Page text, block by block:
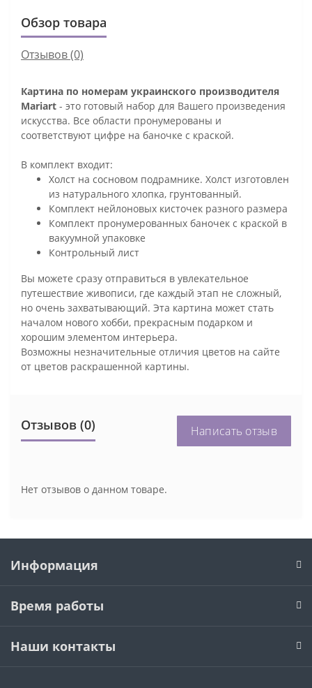
Обзор товара
Отзывов (0)
Картина по номерам украинского производителя
Mariart - это готовый набор для Вашего произведения
искусства. Все области пронумерованы и
соответствуют цифре на баночке с краской.
В комплект входит:
Холст на сосновом подрамнике. Холст изготовлен
из натурального хлопка, грунтованный.
Комплект нейлоновых кисточек разного размера
Комплект пронумерованных баночек с краской в
вакуумной упаковке
Контрольный лист
Вы можете сразу отправиться в увлекательное
путешествие живописи, где каждый этап не сложный,
но очень захватывающий. Эта картина может стать
началом нового хобби, прекрасным подарком и
хорошим элементом интерьера.
Возможны незначительные отличия цветов на сайте
от цветов раскрашенной картины.
Отзывов (0) Написать отзыв
Нет отзывов о данном товаре.
Информация
Время работы
Наши контакты